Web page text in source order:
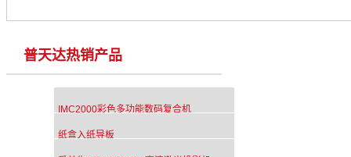
普天达热销产品
IMC2000彩色多功能数码复合机
纸盒入纸导板